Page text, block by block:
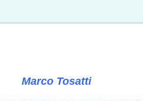
Marco Tosatti